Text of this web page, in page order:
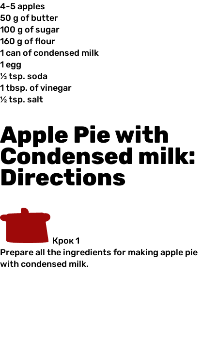
4-5 apples
50 g ofbutter
100 g ofsugar
160 g offlour
1 canofcondensed milk
1 egg
½ tsp. soda
1 tbsp. ofvinegar
½ tsp. salt
Apple Pie with
Condensed milk:
Directions
Крок 1
Prepare all the ingredients for making apple pie
with condensed milk.